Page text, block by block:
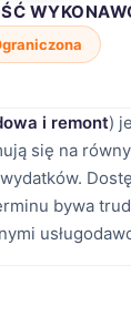
i remont)
się na
bywa